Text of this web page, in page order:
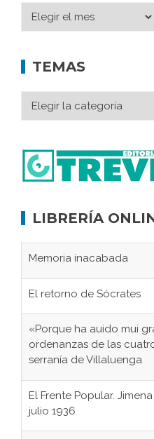
TEMAS
LIBRERÍA
Memoria inacabada
El retorno de Sócrates
«Porque ha auido mui
ordenanzas de las
serranía de Villaluenga
El Frente Popular.
julio 1936